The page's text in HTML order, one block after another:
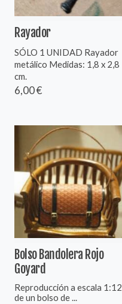
Rayador
SÓLO 1 UNIDAD Rayador
metálico Medidas: 1,8 x 2,8
cm.
6,00 €
Bolso Bandolera Rojo
Goyard
Reproducción a escala 1:12
de un bolso de ...